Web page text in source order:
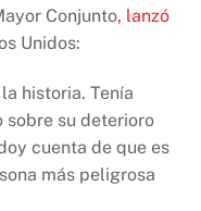
Conjunto, lanzó
Unidos:
historia. Tenía
sobre su deterioro
cuenta de que es
más peligrosa